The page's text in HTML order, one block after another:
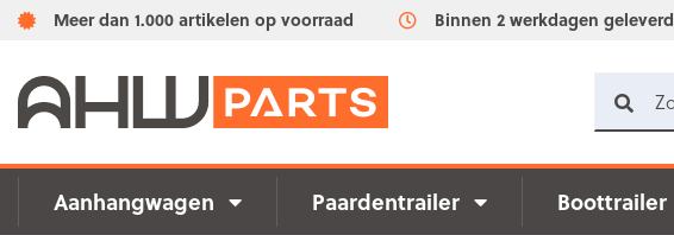
Meer dan 1.000 artikelen op voorraad Binnen 2 werkdagen geleverd
Aanhangwagen Paardentrailer Boottrailer